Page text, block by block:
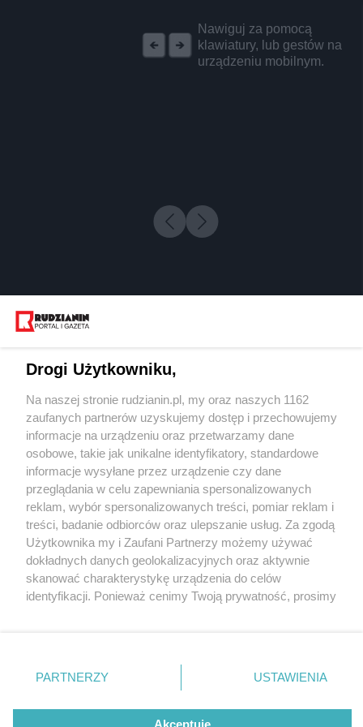
Nawiguj za pomocą
klawiatury, lub gestów na
urządzeniu mobilnym.
5 / 0
Wydawca mediów
Nie zapomnij
zapoznać się z:
polityką prywatności regulamin korzystania z portali
Twojemiasto
Piekary Śląskie
Chorzów
Tarnowskie Góry
Gliwice
Skontakuj sięz nami
Kontakt
Wydawca
Redakcja
Drogi Użytkowniku,
Na naszej stronie rudzianin.pl, my oraz naszych 1162
zaufanych partnerów uzyskujemy dostęp i przechowujemy
informacje na urządzeniu oraz przetwarzamy dane
osobowe, takie jak unikalne identyfikatory, standardowe
informacje wysyłane przez urządzenie czy dane
przeglądania w celu zapewniania spersonalizowanych
reklam, wybór spersonalizowanych treści, pomiar reklam i
treści, badanie odbiorców oraz ulepszanie usług. Za zgodą
Użytkownika my i Zaufani Partnerzy możemy używać
dokładnych danych geolokalizacyjnych oraz aktywnie
skanować charakterystykę urządzenia do celów
identyfikacji. Ponieważ cenimy Twoją prywatność, prosimy
prywatności znajdujący się w lewym dolnym rogu strony
. Niektóre rodzaje przetwarzania danych nie wymagają
zgody użytkownika, ale masz prawo sprzeciwić się
takiemu przetwarzaniu. Preferencje będą miały
PARTNERZY USTAWIENIA
Akceptuję